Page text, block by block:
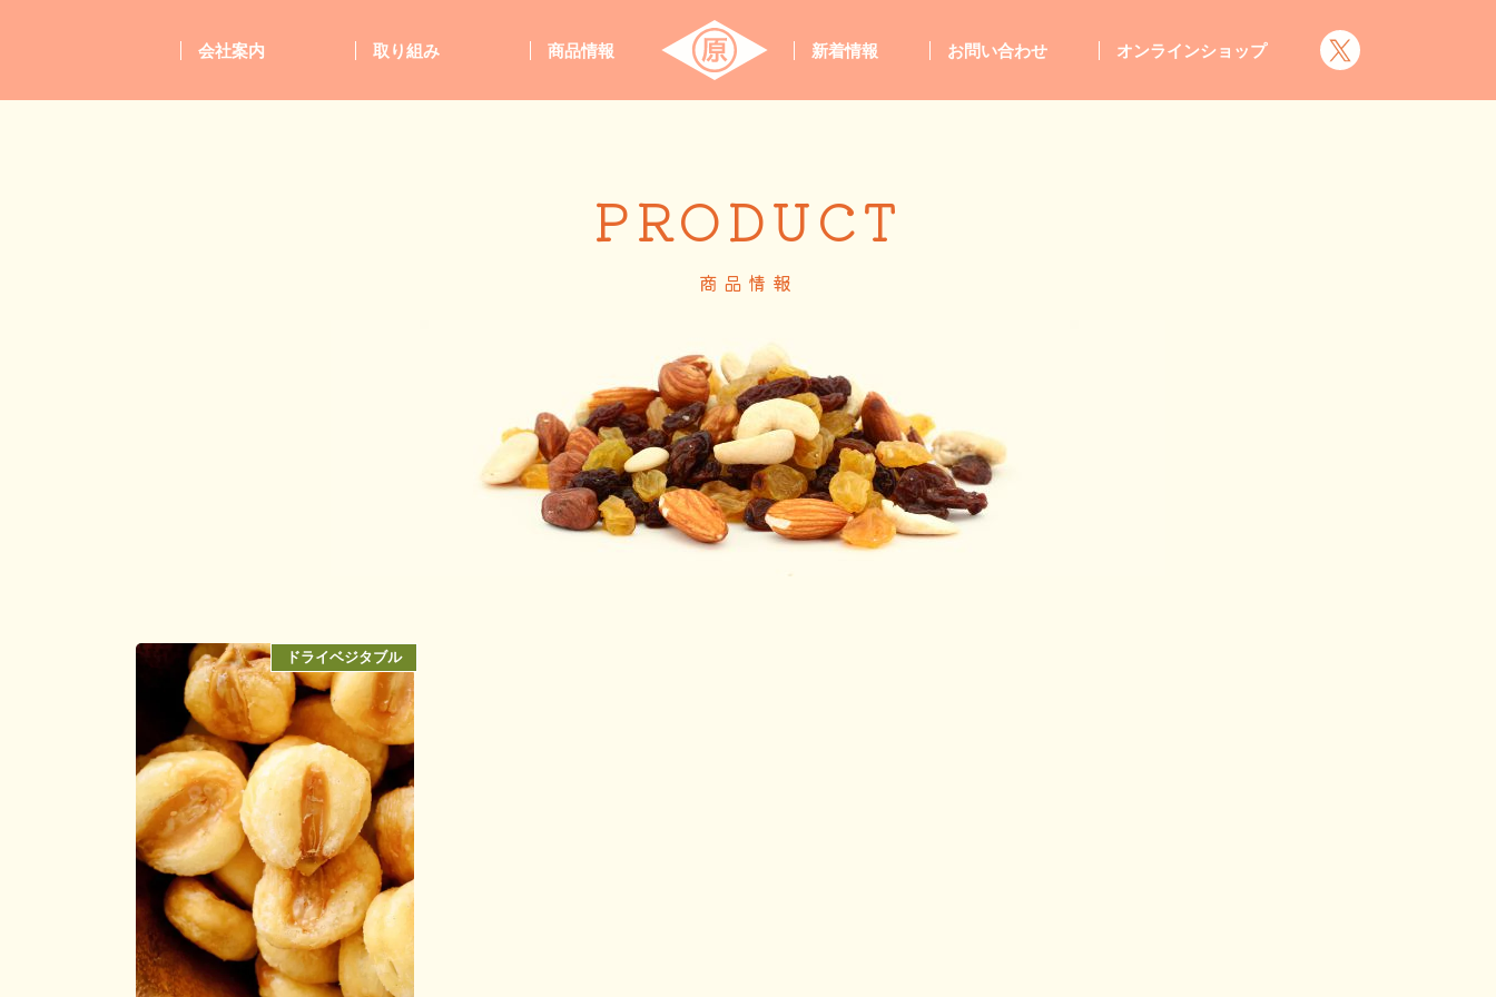
会社案内 取り組み 商品情報 新着情報 お問い合わせ オンラインショップ
PRODUCT
商品情報
ドライベジタブル